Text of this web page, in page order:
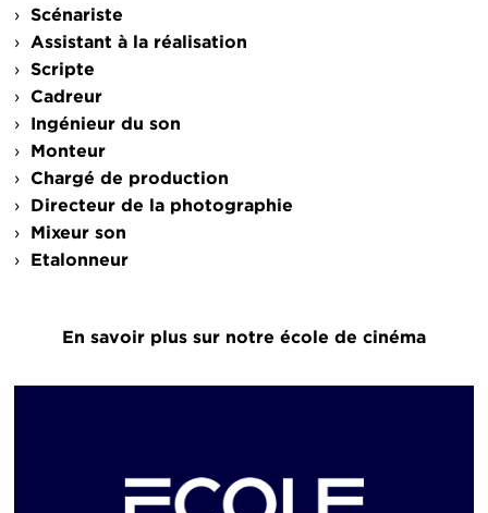
Scénariste
Assistant à la réalisation
Scripte
Cadreur
Ingénieur du son
Monteur
Chargé de production
Directeur de la photographie
Mixeur son
Etalonneur
En savoir plus sur notre école de cinéma